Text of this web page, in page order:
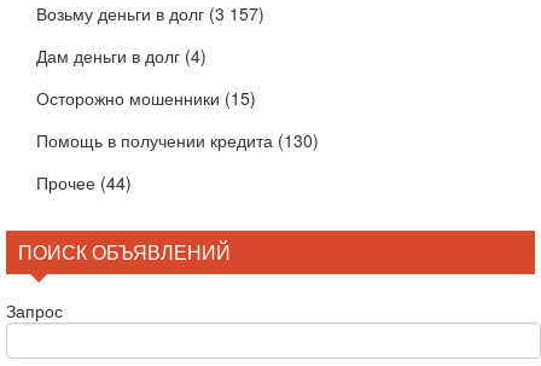
Возьму деньги в долг (3 157)
Дам деньги в долг (4)
Осторожно мошенники (15)
Помощь в получении кредита (130)
Прочее (44)
ПОИСК ОБЪЯВЛЕНИЙ
Запрос